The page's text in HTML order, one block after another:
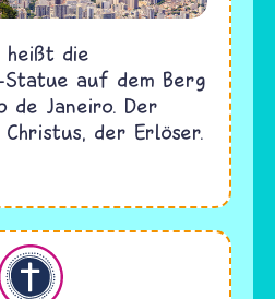
heißt die
Statue auf dem Berg
de Janeiro. Der
der Erlöser.